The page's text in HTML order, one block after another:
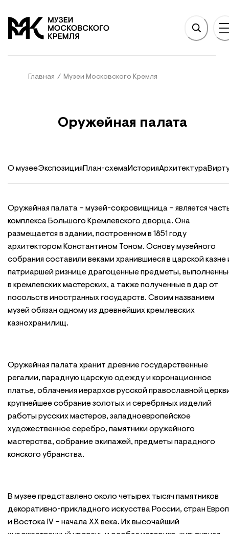
На главную
Главная / Музеи Московского Кремля
Оружейная палата
О музееЭкспозицияПлан-схемаИсторияАрхитектура
Оружейная палата – музей-сокровищница – является
комплекса Большого Кремлевского дворца. Она
размещается в здании, построенном в 1851 году
архитектором Константином Тоном. Основу музейного
собрания составили веками хранившиеся в царской казне
патриаршей ризнице драгоценные предметы,
в кремлевских мастерских, а также полученные в дар от
посольств иностранных государств. Своим названием
музей обязан одному из древнейших кремлевских
казнохранилищ.
Оружейная палата хранит древние государственные
регалии, парадную царскую одежду и коронационное
платье, облачения иерархов русской православной
крупнейшее собрание золотых и серебряных изделий
работы русских мастеров, западноевропейское
художественное серебро, памятники оружейного
мастерства, собрание экипажей, предметы парадного
конского убранства.
В музее представлено около четырех тысяч памятников
декоративно-прикладного искусства России, стран
и Востока IV – начала XX века. Их высочайший